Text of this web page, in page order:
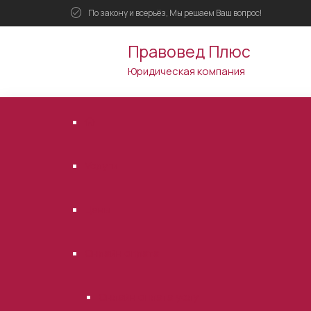
По закону и всерьёз, Мы решаем Ваш вопрос!
Правовед Плюс
Юридическая компания